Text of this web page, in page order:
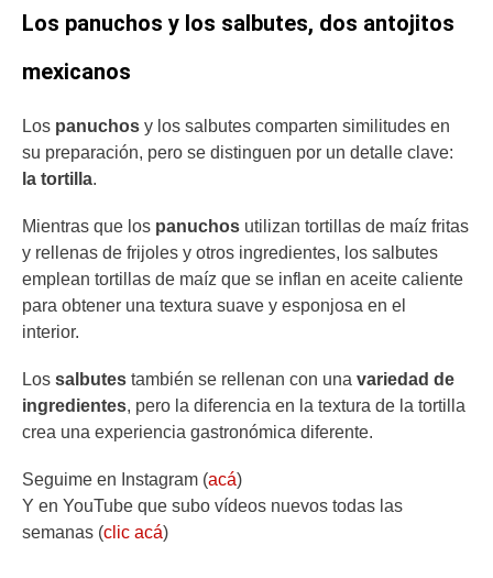
Los panuchos y los salbutes, dos antojitos
mexicanos
Los panuchos y los salbutes comparten similitudes en
su preparación, pero se distinguen por un detalle clave:
la tortilla.
Mientras que los panuchos utilizan tortillas de maíz fritas
y rellenas de frijoles y otros ingredientes, los salbutes
emplean tortillas de maíz que se inflan en aceite caliente
para obtener una textura suave y esponjosa en el
interior.
Los salbutes también se rellenan con una variedad de
ingredientes, pero la diferencia en la textura de la tortilla
crea una experiencia gastronómica diferente.
Seguime en Instagram (acá)
Y en YouTube que subo vídeos nuevos todas las
semanas (clic acá)